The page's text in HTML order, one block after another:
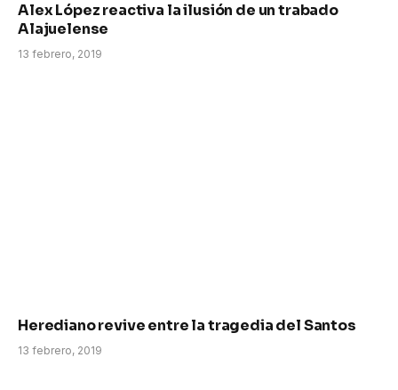
Alex López reactiva la ilusión de un trabado
Alajuelense
13 febrero, 2019
Herediano revive entre la tragedia del Santos
13 febrero, 2019